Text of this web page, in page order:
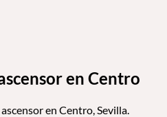
en Centro
en Centro, Sevilla.